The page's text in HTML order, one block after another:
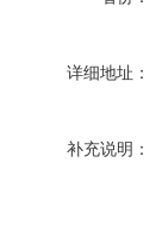
详细地址：
补充说明：